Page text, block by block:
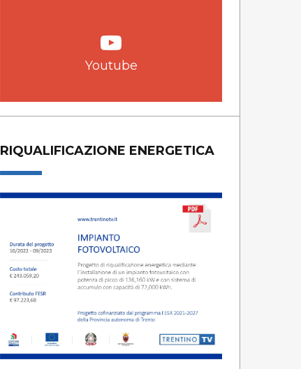
Youtube
RIQUALIFICAZIONE ENERGETICA